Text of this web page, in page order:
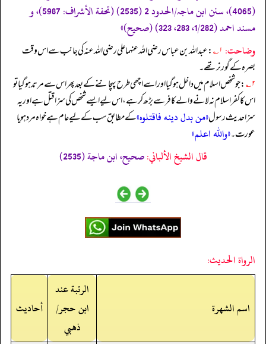
(4065)، سنن ابن ماجہ/الحدود 2 (2535) (تحفة الأشراف: 5987)، و
مسند احمد (1/282، 283، 323) (صحیح)»
وضاحت: ۱؎ : عبداللہ بن عباس رضی الله عنہما علی رضی الله عنہ کی جانب سے اس وقت
بصرہ کے گورنر تھے۔
۲؎ : جو شخص اسلام میں داخل ہو گیا اور اسے اچھی طرح پہچاننے کے بعد پھر اس سے مرتد ہو گیا تو
اس کا کفر اسلام نہ لانے والے کافر سے بڑھ کر ہے، اس لیے ایسے شخص کی سزا قتل ہے اور یہ
سزا حدیث رسول«من بدل دينه فاقتلوه»کے مطابق سب کے لیے عام ہے خواہ مرد ہو یا
عورت۔«واللہ اعلم»
قال الشيخ الألباني:صحيح، ابن ماجة (2535)
الرواة الحديث:
اسم الشهرة
الرتبة عند
ابن حجر/
ذهبي
أحاديث